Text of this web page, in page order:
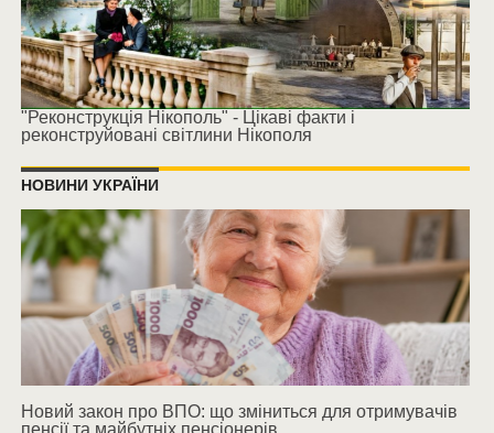
"Реконструкція Нікополь" - Цікаві факти і
реконструйовані світлини Нікополя
НОВИНИ УКРАЇНИ
Новий закон про ВПО: що зміниться для отримувачів